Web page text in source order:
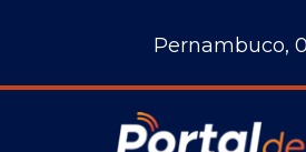
Pernambuco,